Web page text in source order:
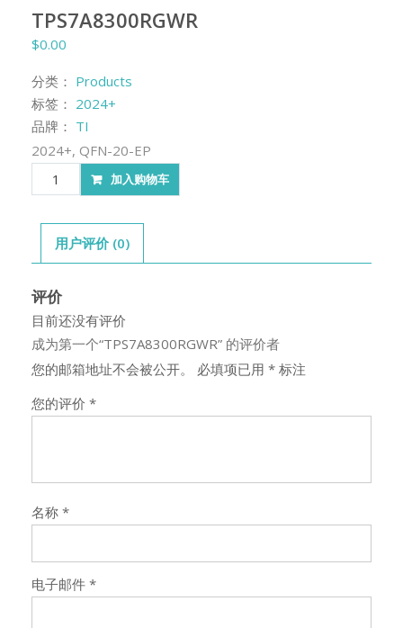
TPS7A8300RGWR
$0.00
分类： Products
标签： 2024+
品牌： TI
2024+, QFN-20-EP
TPS7A8300RGWR
数
加入购物车
用户评价 (0)
评价
目前还没有评价
成为第一个“TPS7A8300RGWR” 的评价者
您的邮箱地址不会被公开。
必填项已用 * 标注
您的评价 *
名称 *
电子邮件 *